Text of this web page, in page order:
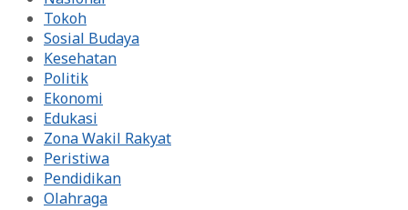
Tokoh
Sosial Budaya
Kesehatan
Politik
Ekonomi
Edukasi
Zona Wakil Rakyat
Peristiwa
Pendidikan
Olahraga